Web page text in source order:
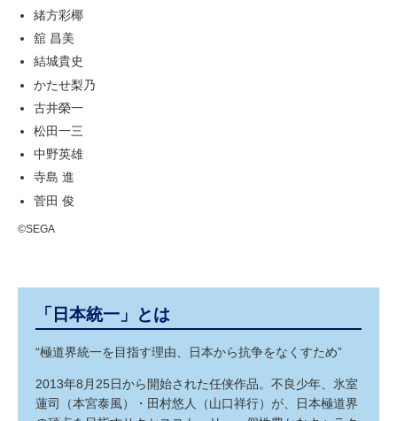
緒方彩椰
舘 昌美
結城貴史
かたせ梨乃
古井榮一
松田一三
中野英雄
寺島 進
菅田 俊
©SEGA
「日本統一」とは
“極道界統一を目指す理由、日本から抗争をなくすため”
2013年8月25日から開始された任侠作品。不良少年、氷室
蓮司（本宮泰風）・田村悠人（山口祥行）が、日本極道界